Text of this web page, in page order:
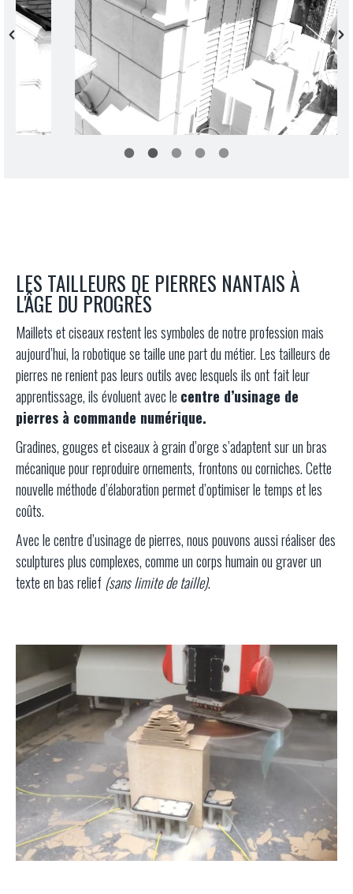
LES TAILLEURS DE PIERRES NANTAIS À
L'ÂGE DU PROGRÈS
Maillets et ciseaux restent les symboles de notre profession mais
aujourd’hui, la robotique se taille une part du métier. Les tailleurs de
pierres ne renient pas leurs outils avec lesquels ils ont fait leur
apprentissage, ils évoluent avec le centre d’usinage de
pierres à commande numérique.
Gradines, gouges et ciseaux à grain d’orge s’adaptent sur un bras
mécanique pour reproduire ornements, frontons ou corniches. Cette
nouvelle méthode d’élaboration permet d’optimiser le temps et les
coûts.
Avec le centre d’usinage de pierres, nous pouvons aussi réaliser des
sculptures plus complexes, comme un corps humain ou graver un
texte en bas relief (sans limite de taille).